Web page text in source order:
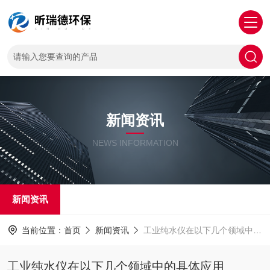
新闻资讯
NEWS INFORMATION
新闻资讯
当前位置： 首页 新闻资讯 工业纯水仪在以下几个领域中的具体应用
工业纯水仪在以下几个领域中的具体应用